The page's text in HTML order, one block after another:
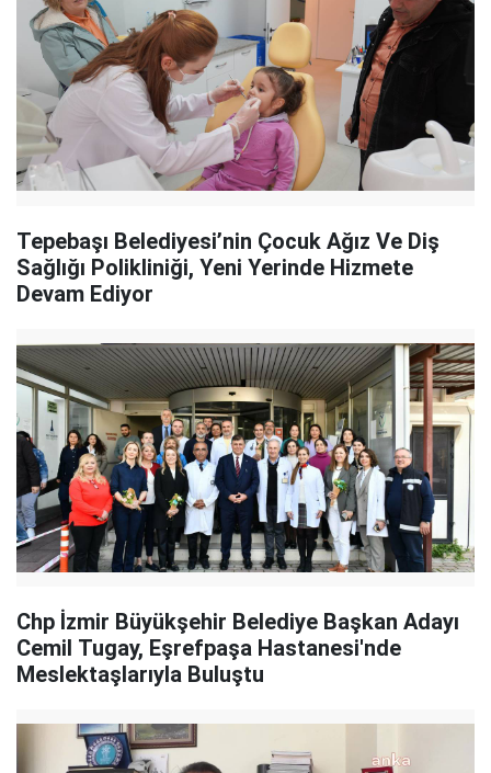
Tepebaşı Belediyesi’nin Çocuk Ağız Ve Diş
Sağlığı Polikliniği, Yeni Yerinde Hizmete
Devam Ediyor
Chp İzmir Büyükşehir Belediye Başkan Adayı
Cemil Tugay, Eşrefpaşa Hastanesi'nde
Meslektaşlarıyla Buluştu